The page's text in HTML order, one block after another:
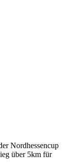
Nordhessencup
über 5km für